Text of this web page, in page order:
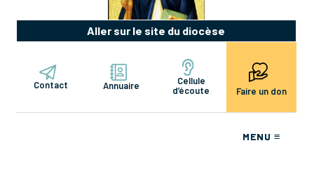
Aller sur le site du diocèse
Contact Annuaire
Cellule
d’écoute
Faire un don